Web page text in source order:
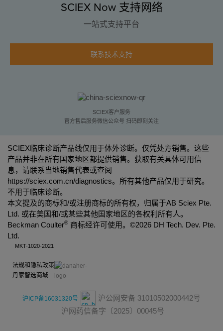
SCIEX Now 支持网络
一站式支持平台
联系技术支持
SCIEX客户服务
官方售后服务微信公众号 扫码即刻关注
SCIEX临床诊断产品线仅用于体外诊断。仅凭处方销售。这些
产品并非在所有国家地区都提供销售。获取有关具体可用信
息，请联系当地销售代表或查阅
https://sciex.com.cn/diagnostics。所有其他产品仅用于研究。
不用于临床诊断。
本文提及的商标和/或注册商标的所有权，归属于AB Sciex Pte.
Ltd. 或在美国和/或某些其他国家地区的各权利所有人。
Beckman Coulter® 商标经许可使用。©2026 DH Tech. Dev. Pte.
Ltd.
MKT-1020-2021
法规和隐私政策
丹家智选商城
沪ICP备16031320号
沪公网安备 31010502000442号
沪网药信备字〔2025〕00045号